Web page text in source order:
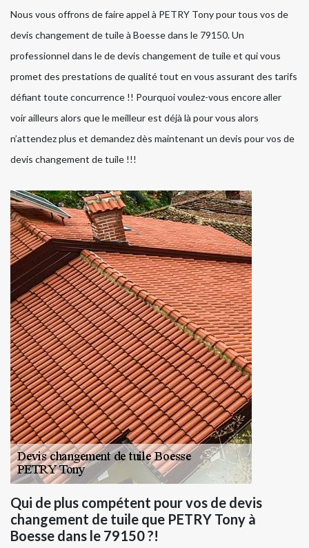
Nous vous offrons de faire appel à PETRY Tony pour tous vos de
devis changement de tuile à Boesse dans le 79150. Un
professionnel dans le de devis changement de tuile et qui vous
promet des prestations de qualité tout en vous assurant des tarifs
défiant toute concurrence !! Pourquoi voulez-vous encore aller
voir ailleurs alors que le meilleur est déjà là pour vous alors
n’attendez plus et demandez dès maintenant un devis pour vos de
devis changement de tuile !!!
Qui de plus compétent pour vos de devis
changement de tuile que PETRY Tony à
Boesse dans le 79150 ?!